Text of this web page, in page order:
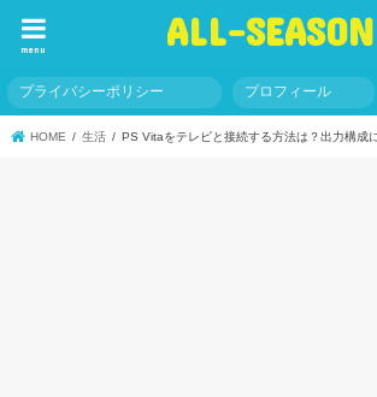
ALL-SEASON
menu
プライバシーポリシー プロフィール
HOME 生活 PS Vitaをテレビと接続する方法は？出力構成